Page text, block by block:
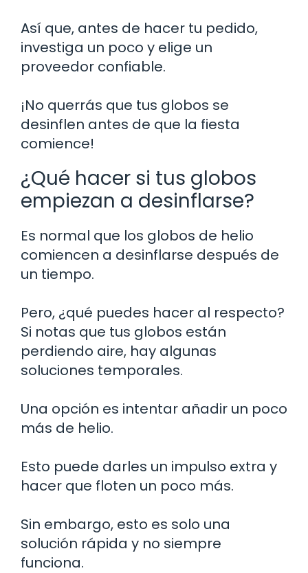
Así que, antes de hacer tu pedido,
investiga un poco y elige un
proveedor confiable.
¡No querrás que tus globos se
desinflen antes de que la fiesta
comience!
¿Qué hacer si tus globos
empiezan a desinflarse?
Es normal que los globos de helio
comiencen a desinflarse después de
un tiempo.
Pero, ¿qué puedes hacer al respecto?
Si notas que tus globos están
perdiendo aire, hay algunas
soluciones temporales.
Una opción es intentar añadir un poco
más de helio.
Esto puede darles un impulso extra y
hacer que floten un poco más.
Sin embargo, esto es solo una
solución rápida y no siempre
funciona.